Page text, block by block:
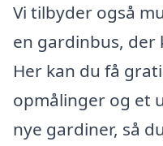
Vi tilbyder også
en gardinbus, der
Her kan du få
opmålinger og et
nye gardiner, så